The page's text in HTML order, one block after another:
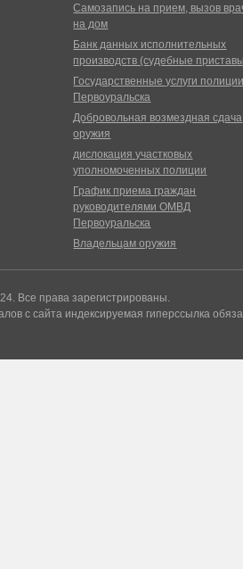
Самозапись на прием, вызов
на дом
Банк данных исполнительных
производств (судебные
Государственные услуги
Первоуральска
Добровольная возмездная сдача
оружия
дислокация участковых
уполномоченных полиции
График приема граждан
руководителями ОМВД
Первоуральска
Владельцам оружия
Все права зарегистрированы.
с сайта индексируемая гиперссылка